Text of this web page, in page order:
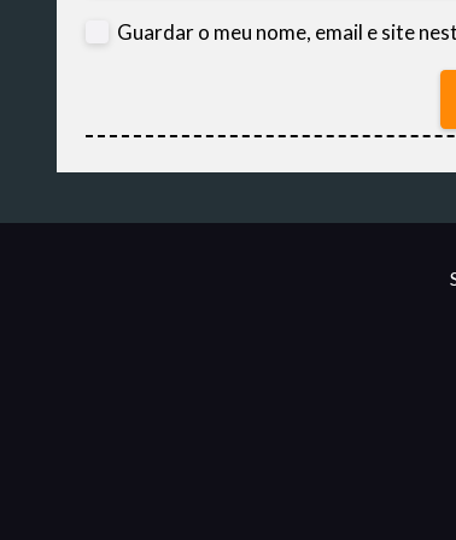
Guardar o meu nome, email e site